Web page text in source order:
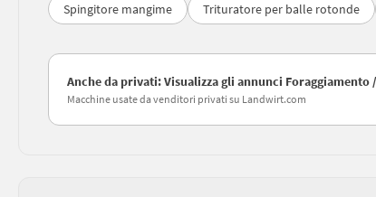
Spingitore mangime Trituratore per balle rotonde
Anche da privati: Visualizza gli annunci
Macchine usate da venditori privati su Landwirt.com